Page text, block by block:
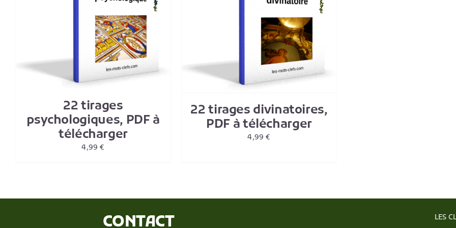
22 tirages
psychologiques, PDF à
télécharger
4,99€
AJOUTER AU PANIER / DETAILS
22 tirages divinatoires,
PDF à télécharger
4,99€
CONTACT LES